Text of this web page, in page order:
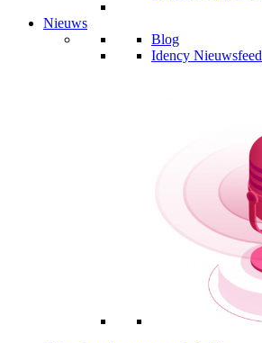
Nieuws
Blog
Idency Nieuwsfeed